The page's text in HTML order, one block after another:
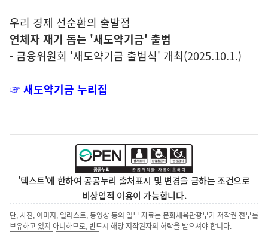
우리 경제 선순환의 출발점
연체자 재기 돕는 '새도약기금' 출범
- 금융위원회 '새도약기금 출범식' 개최(2025.10.1.)
☞ 새도약기금 누리집
'텍스트'에 한하여 공공누리 출처표시 및 변경을 금하는 조건으로
비상업적 이용이 가능합니다.
단, 사진, 이미지, 일러스트, 동영상 등의 일부 자료는 문화체육관광부가 저작권 전부를
보유하고 있지 아니하므로, 반드시 해당 저작권자의 허락을 받으셔야 합니다.